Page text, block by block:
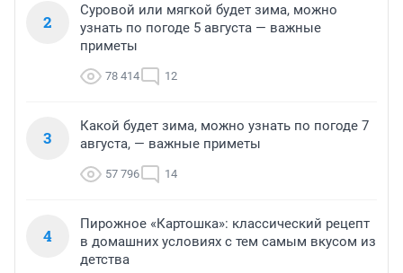
2
Суровой или мягкой будет зима, можно
узнать по погоде 5 августа — важные
приметы
78 414 12
3
Какой будет зима, можно узнать по погоде 7
августа, — важные приметы
57 796 14
4
Пирожное «Картошка»: классический рецепт
в домашних условиях с тем самым вкусом из
детства